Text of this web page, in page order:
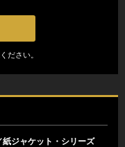
ださい。
ジャケット・シリーズ